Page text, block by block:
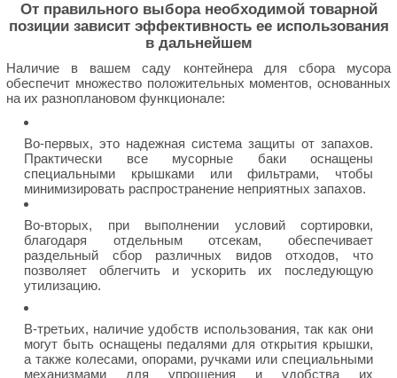
От правильного выбора необходимой товарной
позиции зависит эффективность ее использования
в дальнейшем
Наличие в вашем саду контейнера для сбора мусора
обеспечит множество положительных моментов, основанных
на их разноплановом функционале:
Во-первых, это надежная система защиты от запахов.
Практически все мусорные баки оснащены
специальными крышками или фильтрами, чтобы
минимизировать распространение неприятных запахов.
Во-вторых, при выполнении условий сортировки,
благодаря отдельным отсекам, обеспечивает
раздельный сбор различных видов отходов, что
позволяет облегчить и ускорить их последующую
утилизацию.
В-третьих, наличие удобств использования, так как они
могут быть оснащены педалями для открытия крышки,
а также колесами, опорами, ручками или специальными
механизмами для упрощения и удобства их